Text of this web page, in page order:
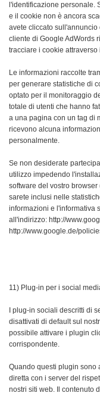
l'identificazione personale.
e il cookie non è ancora
avete cliccato
cliente di Google AdWords
tracciare i cookie
Le informazioni raccolte
per generare statistiche di
optato per il monitoraggio
totale di utenti che hanno
a una pagina con un tag di
ricevono alcuna
personalmente.
Se non desiderate
utilizzo impedendo
software del vostro
sarete inclusi nelle
informazioni e l'informativa
all'indirizzo: http://
http://www.google.de/
11) Plug-in per i social
I plug-in sociali descritti di
disattivati di default sul
possibile attivare i plugin
corrispondente.
Quando questi plugin sono
diretta con i server del
nostri siti web. Il contenuto